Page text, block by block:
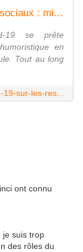
Humour et Covid-19 sur les réseaux sociaux : mieux vaut rire que périr !
19 se prête
en
Tout au long
ont connu
je suis trop
des rôles du